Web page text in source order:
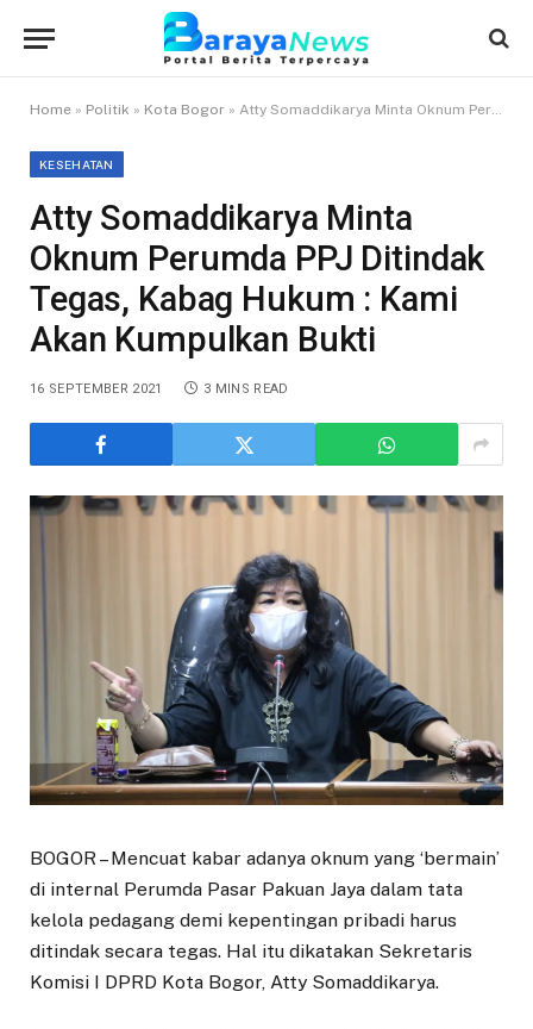
Home » Politik » Kota Bogor » Atty Somaddikarya Minta Oknum Perumda PPJ Ditindak Tegas, Kabag Hukum : Kami Akan Kumpulkan Bukti
KESEHATAN
Atty Somaddikarya Minta
Oknum Perumda PPJ Ditindak
Tegas, Kabag Hukum : Kami
Akan Kumpulkan Bukti
16 SEPTEMBER 2021 3 MINS READ
BOGOR – Mencuat kabar adanya oknum yang ‘bermain’
di internal Perumda Pasar Pakuan Jaya dalam tata
kelola pedagang demi kepentingan pribadi harus
ditindak secara tegas. Hal itu dikatakan Sekretaris
Komisi I DPRD Kota Bogor, Atty Somaddikarya.